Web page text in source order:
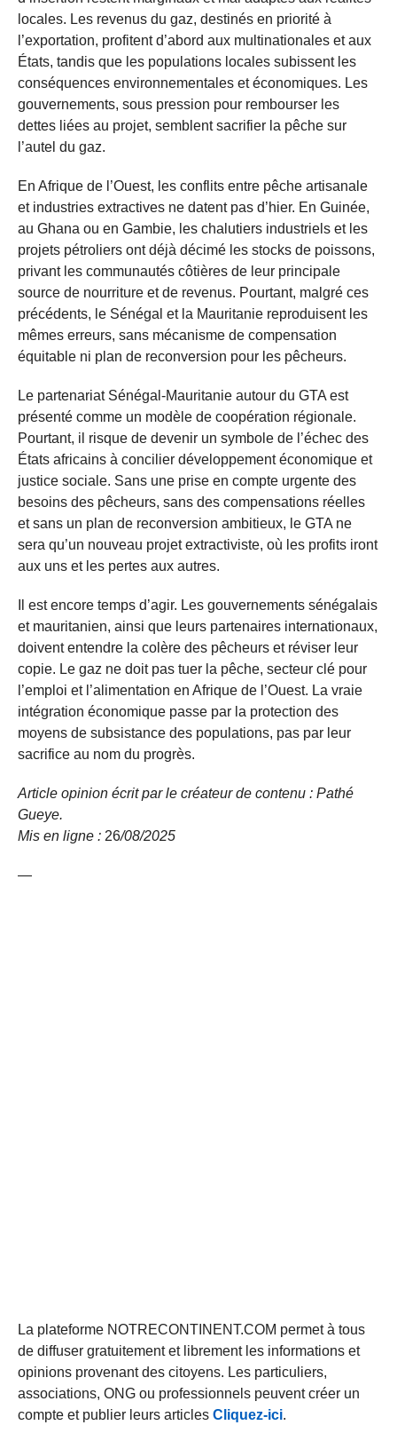
locales. Les revenus du gaz, destinés en priorité à
l’exportation, profitent d’abord aux multinationales et aux
États, tandis que les populations locales subissent les
conséquences environnementales et économiques. Les
gouvernements, sous pression pour rembourser les
dettes liées au projet, semblent sacrifier la pêche sur
l’autel du gaz.
En Afrique de l’Ouest, les conflits entre pêche artisanale
et industries extractives ne datent pas d’hier. En Guinée,
au Ghana ou en Gambie, les chalutiers industriels et les
projets pétroliers ont déjà décimé les stocks de poissons,
privant les communautés côtières de leur principale
source de nourriture et de revenus. Pourtant, malgré ces
précédents, le Sénégal et la Mauritanie reproduisent les
mêmes erreurs, sans mécanisme de compensation
équitable ni plan de reconversion pour les pêcheurs.
Le partenariat Sénégal-Mauritanie autour du GTA est
présenté comme un modèle de coopération régionale.
Pourtant, il risque de devenir un symbole de l’échec des
États africains à concilier développement économique et
justice sociale. Sans une prise en compte urgente des
besoins des pêcheurs, sans des compensations réelles
et sans un plan de reconversion ambitieux, le GTA ne
sera qu’un nouveau projet extractiviste, où les profits iront
aux uns et les pertes aux autres.
Il est encore temps d’agir. Les gouvernements sénégalais
et mauritanien, ainsi que leurs partenaires internationaux,
doivent entendre la colère des pêcheurs et réviser leur
copie. Le gaz ne doit pas tuer la pêche, secteur clé pour
l’emploi et l’alimentation en Afrique de l’Ouest. La vraie
intégration économique passe par la protection des
moyens de subsistance des populations, pas par leur
sacrifice au nom du progrès.
Article opinion écrit par le créateur de contenu : Pathé
Gueye.
Mis en ligne : 26/08/2025
—
La plateforme NOTRECONTINENT.COM permet à tous
de diffuser gratuitement et librement les informations et
opinions provenant des citoyens. Les particuliers,
associations, ONG ou professionnels peuvent créer un
compte et publier leurs articles Cliquez-ici.